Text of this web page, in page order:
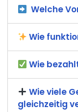
Welche
Wie
Wie
Wie viele
gleichzeitig